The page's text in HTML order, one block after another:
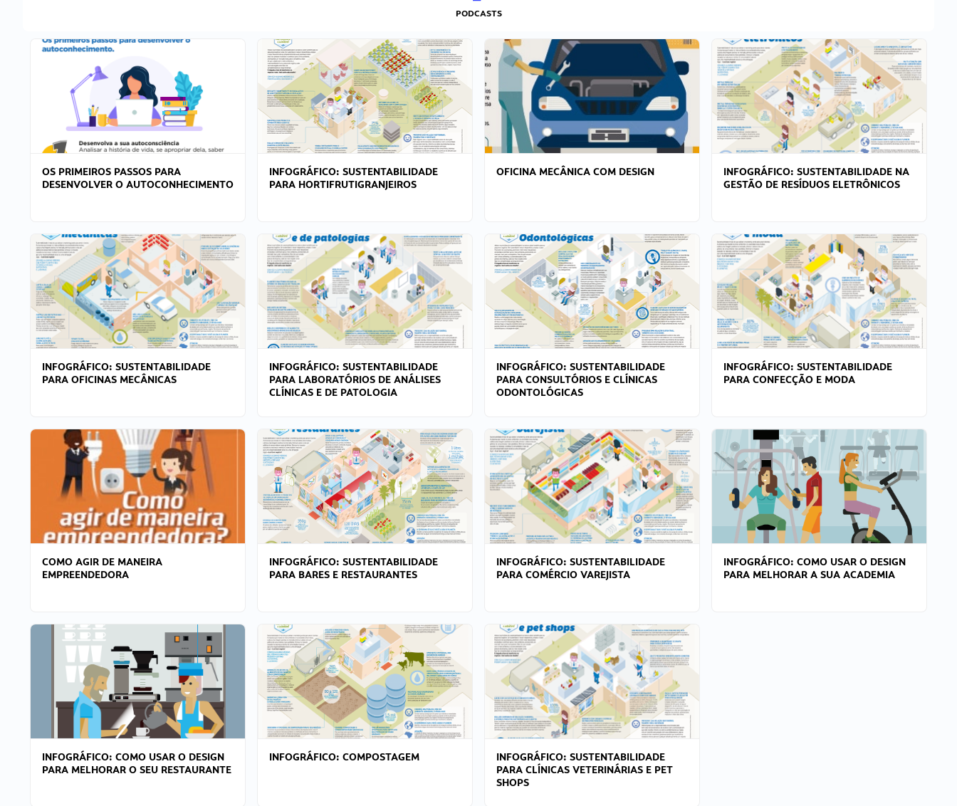
PODCASTS
OS PRIMEIROS PASSOS PARA
DESENVOLVER O AUTOCONHECIMENTO
INFOGRÁFICO: SUSTENTABILIDADE
PARA HORTIFRUTIGRANJEIROS
OFICINA MECÂNICA COM DESIGN
INFOGRÁFICO: SUSTENTABILIDADE NA
GESTÃO DE RESÍDUOS ELETRÔNICOS
INFOGRÁFICO: SUSTENTABILIDADE
PARA OFICINAS MECÂNICAS
INFOGRÁFICO: SUSTENTABILIDADE
PARA LABORATÓRIOS DE ANÁLISES
CLÍNICAS E DE PATOLOGIA
INFOGRÁFICO: SUSTENTABILIDADE
PARA CONSULTÓRIOS E CLÍNICAS
ODONTOLÓGICAS
INFOGRÁFICO: SUSTENTABILIDADE
PARA CONFECÇÃO E MODA
COMO AGIR DE MANEIRA
EMPREENDEDORA
INFOGRÁFICO: SUSTENTABILIDADE
PARA BARES E RESTAURANTES
INFOGRÁFICO: SUSTENTABILIDADE
PARA COMÉRCIO VAREJISTA
INFOGRÁFICO: COMO USAR O DESIGN
PARA MELHORAR A SUA ACADEMIA
INFOGRÁFICO: COMO USAR O DESIGN
PARA MELHORAR O SEU RESTAURANTE
INFOGRÁFICO: COMPOSTAGEM
INFOGRÁFICO: SUSTENTABILIDADE
PARA CLÍNICAS VETERINÁRIAS E PET
SHOPS